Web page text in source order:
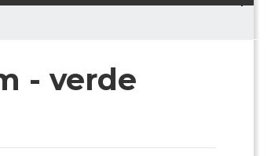
- verde